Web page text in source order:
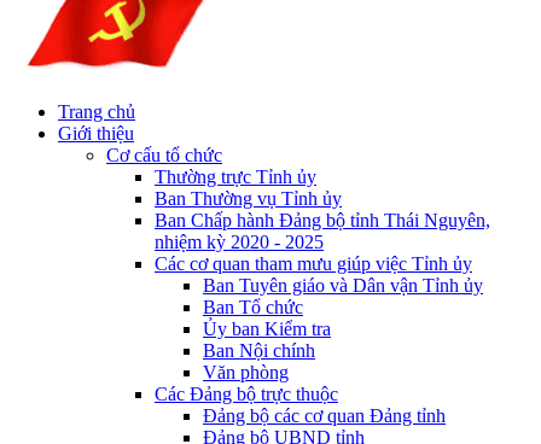
Trang chủ
Giới thiệu
Cơ cấu tổ chức
Thường trực Tỉnh ủy
Ban Thường vụ Tỉnh ủy
Ban Chấp hành Đảng bộ tỉnh Thái Nguyên,
nhiệm kỳ 2020 - 2025
Các cơ quan tham mưu giúp việc Tỉnh ủy
Ban Tuyên giáo và Dân vận Tỉnh ủy
Ban Tổ chức
Ủy ban Kiểm tra
Ban Nội chính
Văn phòng
Các Đảng bộ trực thuộc
Đảng bộ các cơ quan Đảng tỉnh
Đảng bộ UBND tỉnh